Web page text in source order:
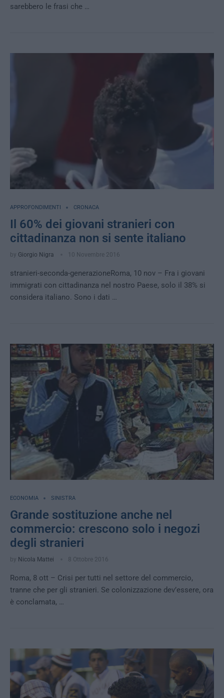
sarebbero le frasi che …
APPROFONDIMENTI CRONACA
Il 60% dei giovani stranieri con
cittadinanza non si sente italiano
by Giorgio Nigra 10 Novembre 2016
stranieri-seconda-generazioneRoma, 10 nov – Fra i giovani
immigrati con cittadinanza nel nostro Paese, solo il 38% si
considera italiano. Sono i dati …
ECONOMIA SINISTRA
Grande sostituzione anche nel
commercio: crescono solo i negozi
degli stranieri
by Nicola Mattei 8 Ottobre 2016
Roma, 8 ott – Crisi per tutti nel settore del commercio,
tranne che per gli stranieri. Se colonizzazione dev’essere, ora
è conclamata, …